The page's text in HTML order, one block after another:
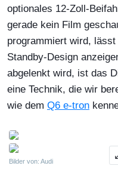
optionales 12-Zoll-
gerade kein Film
programmiert wird,
Standby-Design
abgelenkt wird, ist das
eine Technik, die wir
wie dem Q6 e-tron
Bilder von: Audi